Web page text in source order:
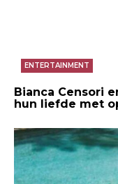
ENTERTAINMENT
Bianca Censori
hun liefde met